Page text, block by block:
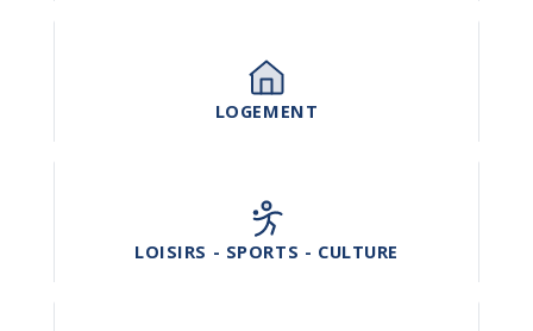
LOGEMENT
LOISIRS - SPORTS - CULTURE